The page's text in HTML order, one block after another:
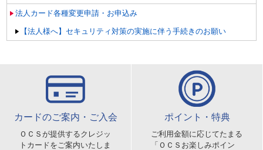
法人カード各種変更申請・お申込み
【法人様へ】セキュリティ対策の実施に伴う手続きのお願い
カードのご案内・ご入会
ＯＣＳが提供するクレジッ
トカードをご案内いたしま
ポイント・特典
ご利用金額に応じてたまる
「ＯＣＳお楽しみポイン